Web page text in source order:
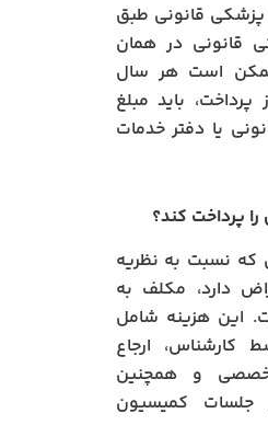
قانونی طبق
قانونی در همان
است هر سال
پرداخت، باید مبلغ
یا دفتر خدمات
پرداخت کند؟
نسبت به نظریه
دارد، مکلف به
این هزینه شامل
کارشناس، ارجاع
و همچنین
جلسات کمیسیون